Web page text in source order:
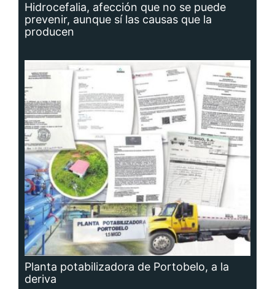
Hidrocefalia, afección que no se puede
prevenir, aunque sí las causas que la
producen
Planta potabilizadora de Portobelo, a la
deriva